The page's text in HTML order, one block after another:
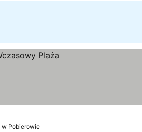
Pobierowie